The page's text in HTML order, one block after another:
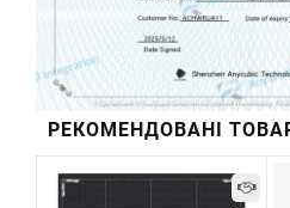
РЕКОМЕНДОВАНІ